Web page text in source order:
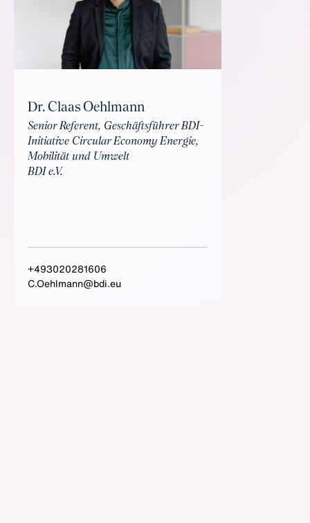
Dr. Claas Oehlmann
Senior Referent, Geschäftsführer BDI-
Initiative Circular Economy Energie,
Mobilität und Umwelt
BDI e.V.
+493020281606
C.Oehlmann@bdi.eu